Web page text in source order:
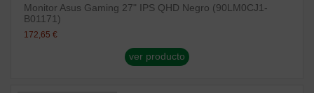
Monitor Asus Gaming 27" IPS QHD Negro (90LM0CJ1-
B01171)
172,65 €
ver producto